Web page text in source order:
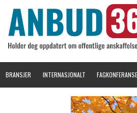
BRANSJER INTERNASJONALT